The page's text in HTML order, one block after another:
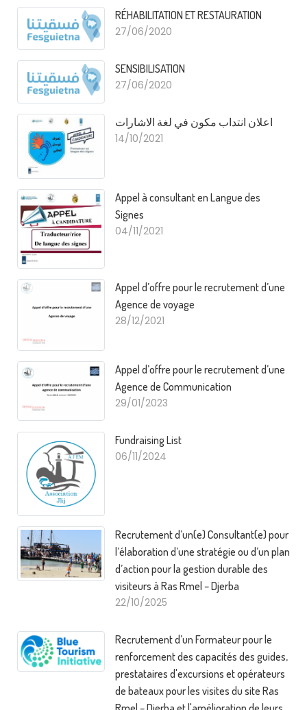
RÉHABILITATION ET RESTAURATION
27/06/2020
SENSIBILISATION
27/06/2020
اعلان انتداب مكون في لغة الاشارات
14/10/2021
Appel à consultant en Langue des
Signes
04/11/2021
Appel d’offre pour le recrutement d’une
Agence de voyage
28/12/2021
Appel d’offre pour le recrutement d’une
Agence de Communication
29/01/2023
Fundraising List
06/11/2024
Recrutement d’un(e) Consultant(e) pour
l’élaboration d’une stratégie ou d’un plan
d’action pour la gestion durable des
visiteurs à Ras Rmel – Djerba
22/10/2025
Recrutement d’un Formateur pour le
renforcement des capacités des guides,
prestataires d'excursions et opérateurs
de bateaux pour les visites du site Ras